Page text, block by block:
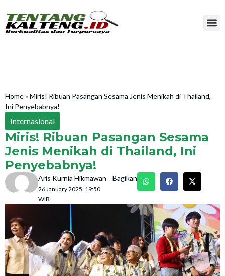
Home» Miris! Ribuan Pasangan Sesama Jenis Menikah di Thailand,
Ini Penyebabnya!
Internasional
Miris! Ribuan Pasangan Sesama
Jenis Menikah di Thailand, Ini
Penyebabnya!
Aris Kurnia Hikmawan
26 January 2025, 19:50
WIB
Bagikan